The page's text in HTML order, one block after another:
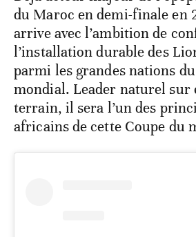
du Maroc en demi-finale en
arrive avec l’ambition de
l’installation durable des
parmi les grandes nations
mondial. Leader naturel sur
terrain, il sera l’un des
africains de cette Coupe du